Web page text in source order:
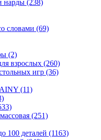
нарды (238)
словами (69)
(2)
взрослых (260)
игр (36)
(11)
(251)
100 деталей (1163)